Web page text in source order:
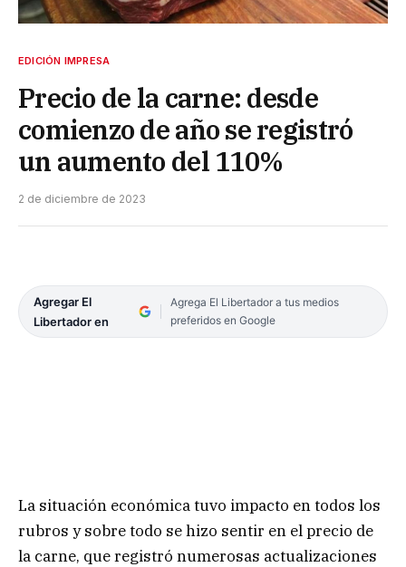
EDICIÓN IMPRESA
Precio de la carne: desde
comienzo de año se registró
un aumento del 110%
2 de diciembre de 2023
Agregar El
Libertador en
Agrega El Libertador a tus medios
preferidos en Google
La situación económica tuvo impacto en todos los
rubros y sobre todo se hizo sentir en el precio de
la carne, que registró numerosas actualizaciones